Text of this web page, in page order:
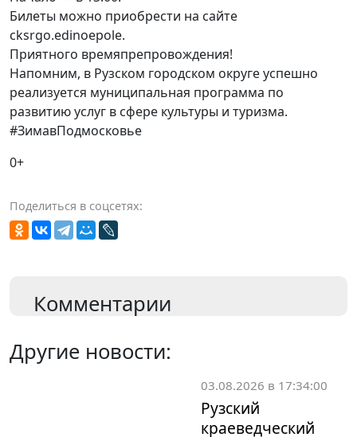
Билеты можно приобрести на сайте
cksrgo.edinoepole.
Приятного времяпрепровождения!
Напомним, в Рузском городском округе успешно
реализуется муниципальная программа по
развитию услуг в сфере культуры и туризма.
#ЗимавПодмосковье
0+
Поделиться в соцсетях:
Комментарии
Другие новости:
03.08.2026 в 17:34:00
Рузский
краеведческий